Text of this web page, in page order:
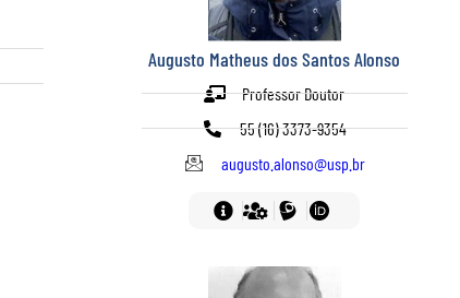
Augusto Matheus dos Santos Alonso
Professor Doutor
55 (16) 3373-9354
augusto.alonso@usp.br